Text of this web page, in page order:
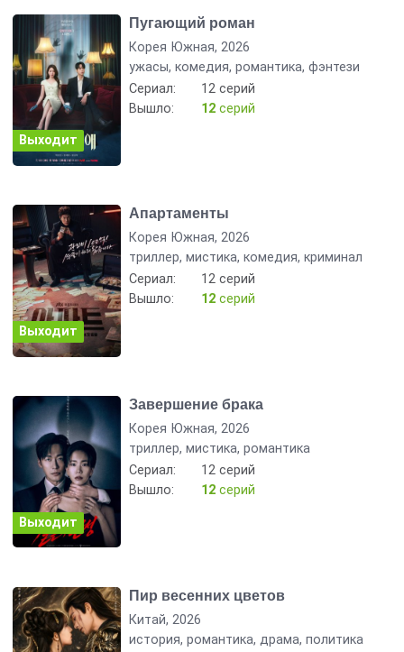
Пугающий роман
Корея Южная, 2026
ужасы, комедия, романтика, фэнтези
Сериал:
12 серий
Вышло:
12 серий
Выходит
Апартаменты
Корея Южная, 2026
триллер, мистика, комедия, криминал
Сериал:
12 серий
Вышло:
12 серий
Выходит
Завершение брака
Корея Южная, 2026
триллер, мистика, романтика
Сериал:
12 серий
Вышло:
12 серий
Выходит
Пир весенних цветов
Китай, 2026
история, романтика, драма, политика